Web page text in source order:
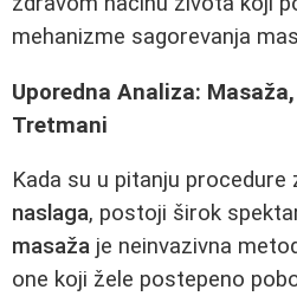
mehanizme sagorevanja
Uporedna Analiza:
Tretmani
Kada su u pitanju procedure
naslaga, postoji širok
masaža je neinvazivna
one koji žele postepeno